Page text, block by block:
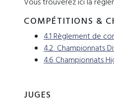
COMPÉTITIONS &
4.1 Règlement de
4.2 Championnats
4.6 Championnats
JUGES